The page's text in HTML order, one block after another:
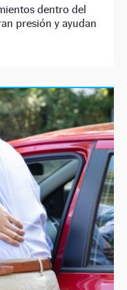
dentro del
presión y ayudan